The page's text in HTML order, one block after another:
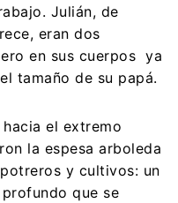
Julián, de
eran dos
en sus cuerpos ya
tamaño de su papá.
el extremo
la espesa arboleda
y cultivos: un
que se